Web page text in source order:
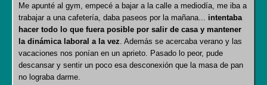
Me apunté al gym, empecé a bajar a la calle a mediodía, me iba a
trabajar a una cafetería, daba paseos por la mañana... intentaba
hacer todo lo que fuera posible por salir de casa y mantener
la dinámica laboral a la vez . Además se acercaba verano y las
vacaciones nos ponían en un aprieto. Pasado lo peor, pude
descansar y sentir un poco esa desconexión que la masa de pan
no lograba darme.